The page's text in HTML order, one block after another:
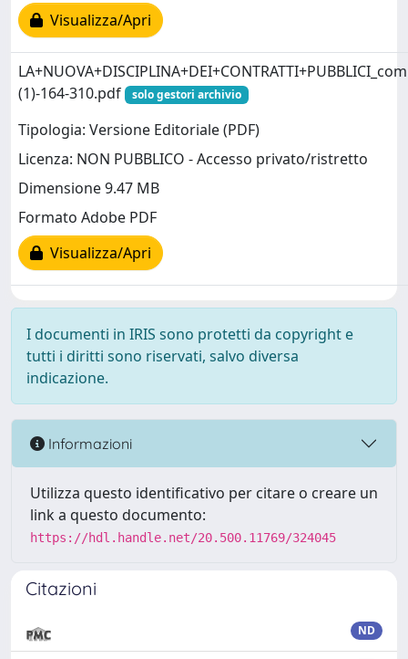
Visualizza/Apri
(1)-164-310.pdf
solo gestori archivio
Tipologia: Versione Editoriale (PDF)
Licenza: NON PUBBLICO - Accesso privato/ristretto
Dimensione 9.47 MB
Formato Adobe PDF
Visualizza/Apri
I documenti in IRIS sono protetti da copyright e
tutti i diritti sono riservati, salvo diversa
indicazione.
Informazioni
Utilizza questo identificativo per citare o creare un
link a questo documento:
https://hdl.handle.net/20.500.11769/324045
Citazioni
ND